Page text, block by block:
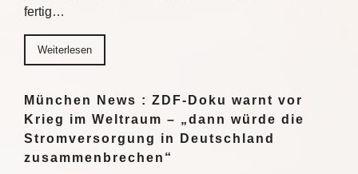
fertig…
Weiterlesen
München News : ZDF-Doku warnt vor
Krieg im Weltraum – „dann würde die
Stromversorgung in Deutschland
zusammenbrechen“